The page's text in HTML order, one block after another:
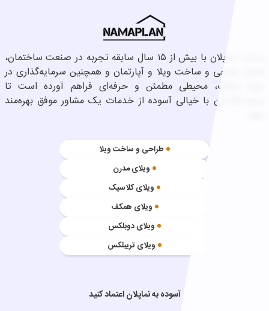
شرکت نماپلان با بیش از ۱۵ سال سابقه تجربه در صنعت ساختمان،
شامل طراحی و ساخت ویلا و آپارتمان و همچنین سرمایه‌گذاری در
حوزه املاک، محیطی مطمئن و حرفه‌ای فراهم آورده است تا
سرمایه‌گذاران با خیالی آسوده از خدمات یک مشاور موفق بهره‌مند
طراحی و ساخت ویلا
ویلای مدرن
ویلای کلاسیک
ویلای همکف
ویلای دوبلکس
ویلای تریبلکس
آسوده به نماپلان اعتماد کنید